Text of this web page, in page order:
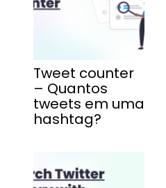
Tweet counter
– Quantos
tweets em uma
hashtag?